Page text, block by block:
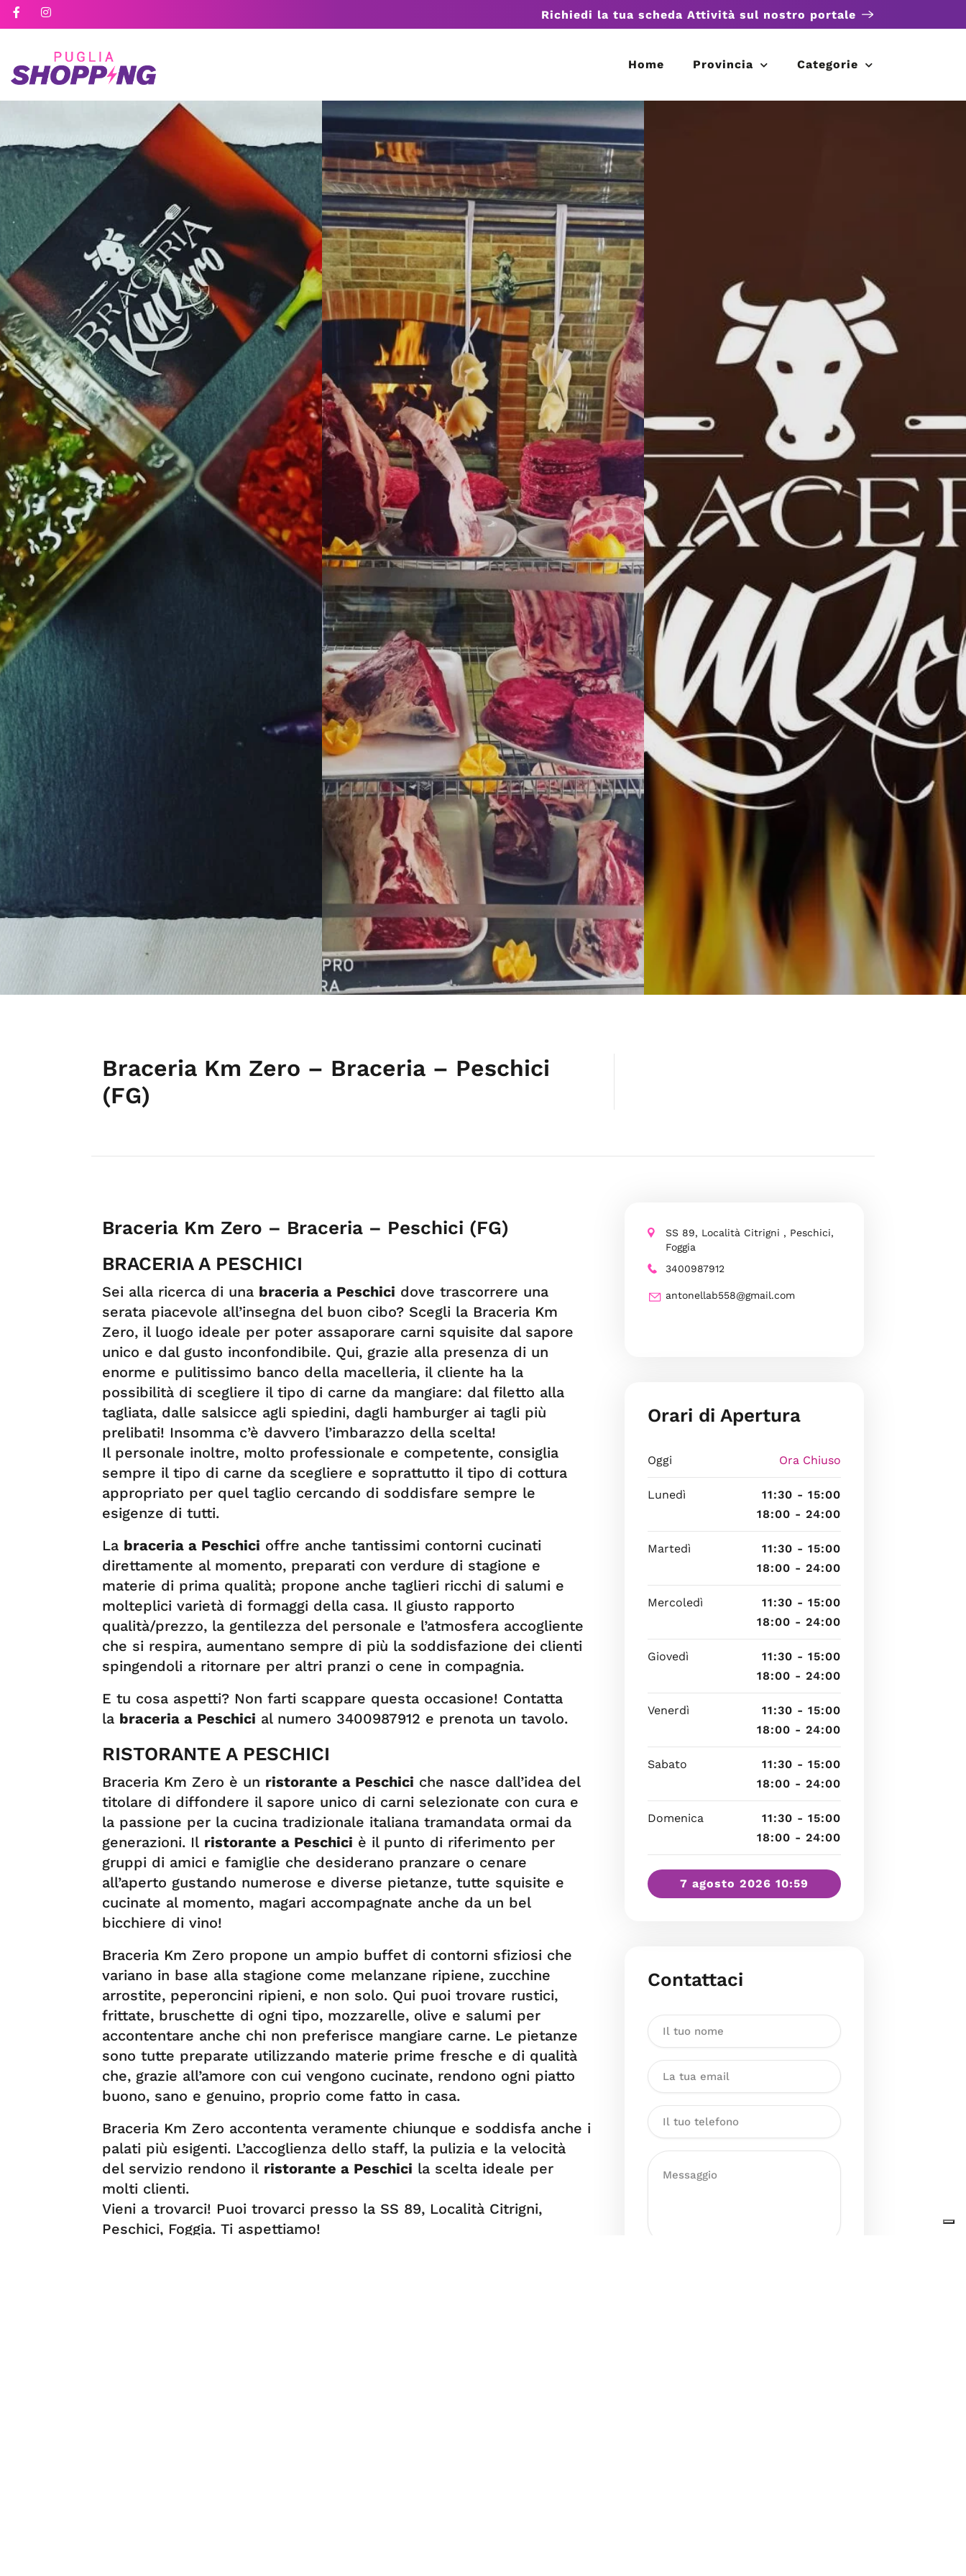
Richiedi la tua scheda Attività sul nostro portale
Home Provincia Categorie
Braceria Km Zero – Braceria – Peschici
(FG)
Braceria Km Zero – Braceria – Peschici (FG)
BRACERIA A PESCHICI
Sei alla ricerca di una braceria a Peschici dove trascorrere una
serata piacevole all’insegna del buon cibo? Scegli la Braceria Km
Zero, il luogo ideale per poter assaporare carni squisite dal sapore
unico e dal gusto inconfondibile. Qui, grazie alla presenza di un
enorme e pulitissimo banco della macelleria, il cliente ha la
possibilità di scegliere il tipo di carne da mangiare: dal filetto alla
tagliata, dalle salsicce agli spiedini, dagli hamburger ai tagli più
prelibati! Insomma c’è davvero l’imbarazzo della scelta!
Il personale inoltre, molto professionale e competente, consiglia
sempre il tipo di carne da scegliere e soprattutto il tipo di cottura
appropriato per quel taglio cercando di soddisfare sempre le
esigenze di tutti.
La braceria a Peschici offre anche tantissimi contorni cucinati
direttamente al momento, preparati con verdure di stagione e
materie di prima qualità; propone anche taglieri ricchi di salumi e
molteplici varietà di formaggi della casa. Il giusto rapporto
qualità/prezzo, la gentilezza del personale e l’atmosfera accogliente
che si respira, aumentano sempre di più la soddisfazione dei clienti
spingendoli a ritornare per altri pranzi o cene in compagnia.
E tu cosa aspetti? Non farti scappare questa occasione! Contatta
la braceria a Peschici al numero 3400987912 e prenota un tavolo.
RISTORANTE A PESCHICI
Braceria Km Zero è un ristorante a Peschici che nasce dall’idea del
titolare di diffondere il sapore unico di carni selezionate con cura e
la passione per la cucina tradizionale italiana tramandata ormai da
generazioni. Il ristorante a Peschici è il punto di riferimento per
gruppi di amici e famiglie che desiderano pranzare o cenare
all’aperto gustando numerose e diverse pietanze, tutte squisite e
cucinate al momento, magari accompagnate anche da un bel
bicchiere di vino!
Braceria Km Zero propone un ampio buffet di contorni sfiziosi che
variano in base alla stagione come melanzane ripiene, zucchine
arrostite, peperoncini ripieni, e non solo. Qui puoi trovare rustici,
frittate, bruschette di ogni tipo, mozzarelle, olive e salumi per
accontentare anche chi non preferisce mangiare carne. Le pietanze
sono tutte preparate utilizzando materie prime fresche e di qualità
che, grazie all’amore con cui vengono cucinate, rendono ogni piatto
buono, sano e genuino, proprio come fatto in casa.
Braceria Km Zero accontenta veramente chiunque e soddisfa anche i
palati più esigenti. L’accoglienza dello staff, la pulizia e la velocità
del servizio rendono il ristorante a Peschici la scelta ideale per
molti clienti.
Vieni a trovarci! Puoi trovarci presso la SS 89, Località Citrigni,
Peschici, Foggia. Ti aspettiamo!
SS 89, Località Citrigni , Peschici,
Foggia
3400987912
antonellab558@gmail.com
Orari di Apertura
Oggi Ora Chiuso
Lunedì
11:30 - 15:00
18:00 - 24:00
Martedì
11:30 - 15:00
18:00 - 24:00
Mercoledì
11:30 - 15:00
18:00 - 24:00
Giovedì
11:30 - 15:00
18:00 - 24:00
Venerdì
11:30 - 15:00
18:00 - 24:00
Sabato
11:30 - 15:00
18:00 - 24:00
Domenica
11:30 - 15:00
18:00 - 24:00
7 agosto 2026 10:59
Contattaci